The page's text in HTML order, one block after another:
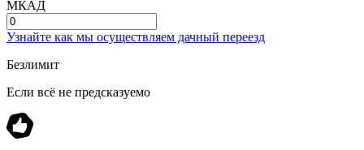
МКАД
Узнайте как мы осуществляем дачный переезд
Безлимит
Если всё не предсказуемо